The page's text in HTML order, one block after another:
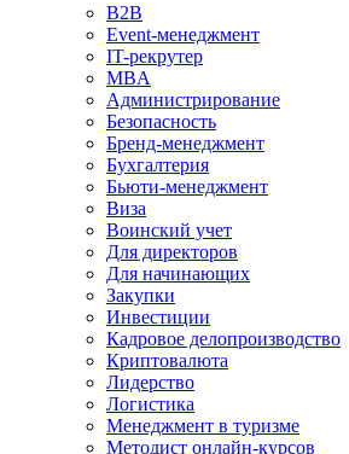
B2B
Event-менеджмент
IT-рекрутер
MBA
Администрирование
Безопасность
Бренд-менеджмент
Бухгалтерия
Бьюти-менеджмент
Виза
Воинский учет
Для директоров
Для начинающих
Закупки
Инвестиции
Кадровое делопроизводство
Криптовалюта
Лидерство
Логистика
Менеджмент в туризме
Методист онлайн-курсов